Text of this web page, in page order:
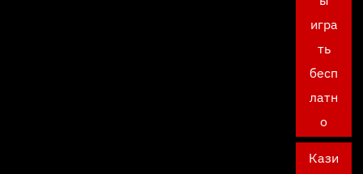
игра
ть
бесп
латн
о
Кази